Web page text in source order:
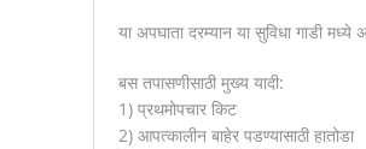
या अपघाता दरम्यान या सुविधा गाडी
बस तपासणीसाठी मुख्य यादी:
1) प्रथमोपचार किट
2) आपत्कालीन बाहेर पडण्यासाठी हातोडा